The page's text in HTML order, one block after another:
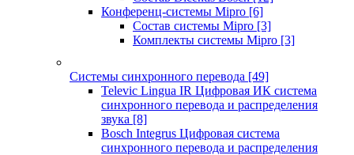
Конференц-системы Mipro [6]
Состав системы Mipro [3]
Комплекты системы Mipro [3]
Системы синхронного перевода [49]
Televic Lingua IR Цифровая ИК система
синхронного перевода и распределения
звука [8]
Bosch Integrus Цифровая система
синхронного перевода и распределения